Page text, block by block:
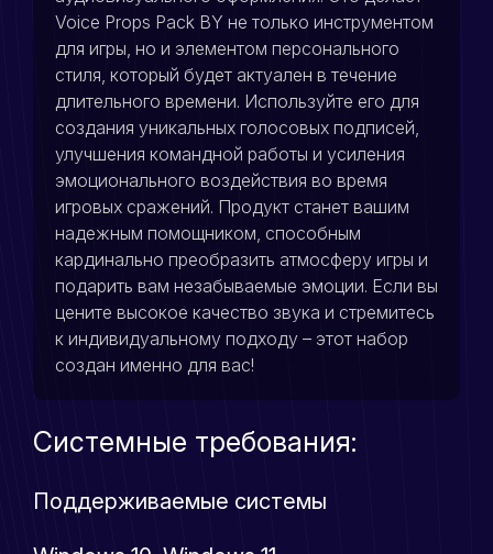
Voice Props Pack BY не только инструментом
для игры, но и элементом персонального
стиля, который будет актуален в течение
длительного времени. Используйте его для
создания уникальных голосовых подписей,
улучшения командной работы и усиления
эмоционального воздействия во время
игровых сражений. Продукт станет вашим
надежным помощником, способным
кардинально преобразить атмосферу игры и
подарить вам незабываемые эмоции. Если вы
цените высокое качество звука и стремитесь
к индивидуальному подходу – этот набор
создан именно для вас!
Системные требования:
Поддерживаемые системы